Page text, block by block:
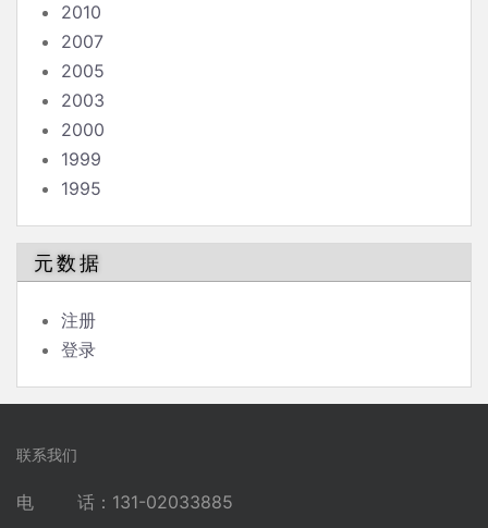
2010
2007
2005
2003
2000
1999
1995
元数据
注册
登录
联系我们
电 话：131-02033885